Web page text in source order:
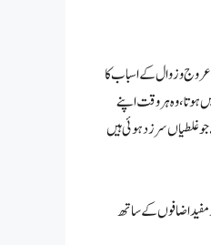
و زوال کے اسباب کا
ہوتا، وہ ہر وقت اپنے
غلطیاں سرزد ہوئی ہیں
ہے۔ یہ کتاب پہلی مرتبہ 1904ء میں شائع ہوئی تھی، پھر نظرثانی اور مفید اضافوں کے ساتھ